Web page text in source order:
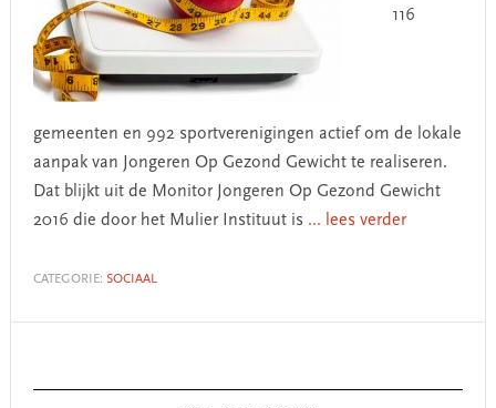
116
gemeenten en 992 sportverenigingen actief om de lokale
aanpak van Jongeren Op Gezond Gewicht te realiseren.
Dat blijkt uit de Monitor Jongeren Op Gezond Gewicht
2016 die door het Mulier Instituut is ... lees verder
CATEGORIE: SOCIAAL
Sidebar